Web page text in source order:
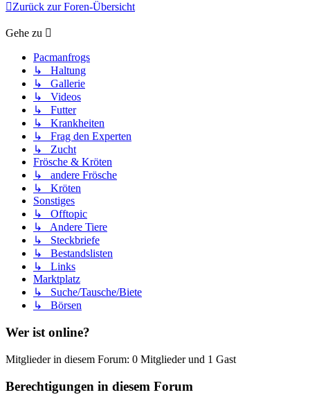
Zurück zur Foren-Übersicht
Gehe zu
Pacmanfrogs
↳ Haltung
↳ Gallerie
↳ Videos
↳ Futter
↳ Krankheiten
↳ Frag den Experten
↳ Zucht
Frösche & Kröten
↳ andere Frösche
↳ Kröten
Sonstiges
↳ Offtopic
↳ Andere Tiere
↳ Steckbriefe
↳ Bestandslisten
↳ Links
Marktplatz
↳ Suche/Tausche/Biete
↳ Börsen
Wer ist online?
Mitglieder in diesem Forum: 0 Mitglieder und 1 Gast
Berechtigungen in diesem Forum